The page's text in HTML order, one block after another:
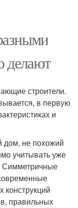
делают
строители.
в первую
и
дом, не похожий
учитывать уже
Симметричные
правильных